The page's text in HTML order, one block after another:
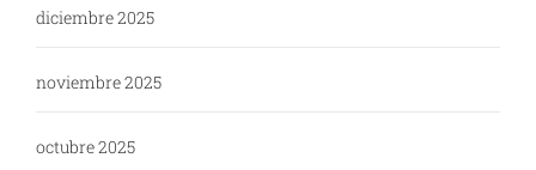
diciembre 2025
noviembre 2025
octubre 2025